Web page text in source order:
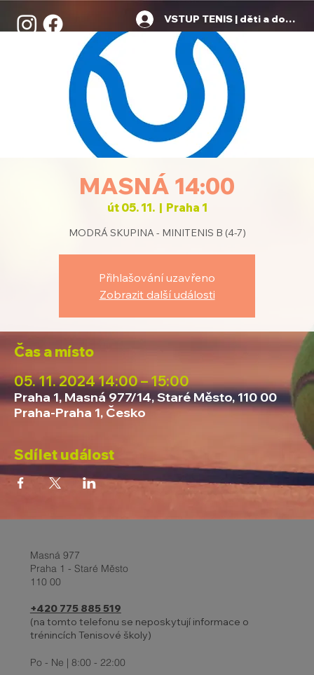
VSTUP TENIS | děti a dospělí
MASNÁ 14:00
út 05. 11.
  |
Praha 1
MODRÁ SKUPINA - MINITENIS B (4-7)
Přihlašování uzavřeno
Zobrazit další události
Čas a místo
05. 11. 2024 14:00 – 15:00
Praha 1, Masná 977/14, Staré Město, 110 00
Praha-Praha 1, Česko
Sdílet událost
Masná 977
Praha 1 - Staré Město
110 00
+420 775 885 519
(na tomto telefonu se neposkytují informace o
trénincích Tenisové školy)
Po - Ne | 8:00 - 22:00